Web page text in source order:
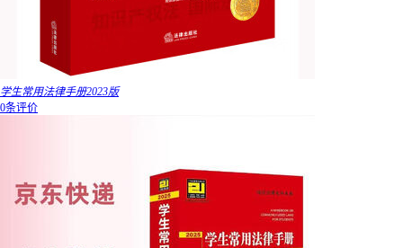
学生常用法律手册2023版
0条评价